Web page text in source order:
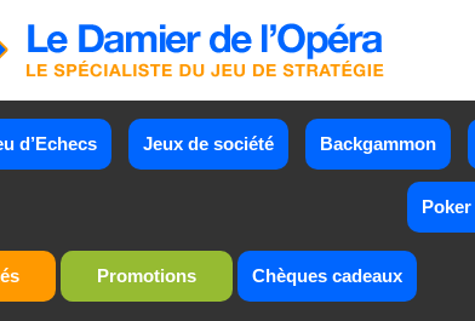
d’Echecs Jeux de société Backgammon
Promotions Chèques cadeaux